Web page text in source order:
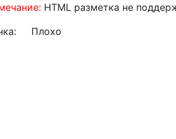
HTML разметка не
Плохо